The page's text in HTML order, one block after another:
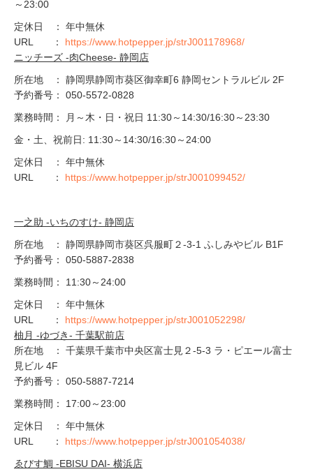
～23:00
定休日 ： 年中無休
URL ： https://www.hotpepper.jp/strJ001178968/
ニッチーズ -肉Cheese- 静岡店
所在地 ： 静岡県静岡市葵区御幸町6 静岡セントラルビル 2F
予約番号： 050-5572-0828
業務時間： 月～木・日・祝日 11:30～14:30/16:30～23:30
金・土、祝前日: 11:30～14:30/16:30～24:00
定休日 ： 年中無休
URL ： https://www.hotpepper.jp/strJ001099452/
一之助 -いちのすけ- 静岡店
所在地 ： 静岡県静岡市葵区呉服町２-3-1 ふしみやビル B1F
予約番号： 050-5887-2838
業務時間： 11:30～24:00
定休日 ： 年中無休
URL ： https://www.hotpepper.jp/strJ001052298/
柚月 -ゆづき- 千葉駅前店
所在地 ： 千葉県千葉市中央区富士見２-5-3 ラ・ピエール富士
見ビル 4F
予約番号： 050-5887-7214
業務時間： 17:00～23:00
定休日 ： 年中無休
URL ： https://www.hotpepper.jp/strJ001054038/
ゑびす鯛 -EBISU DAI- 横浜店